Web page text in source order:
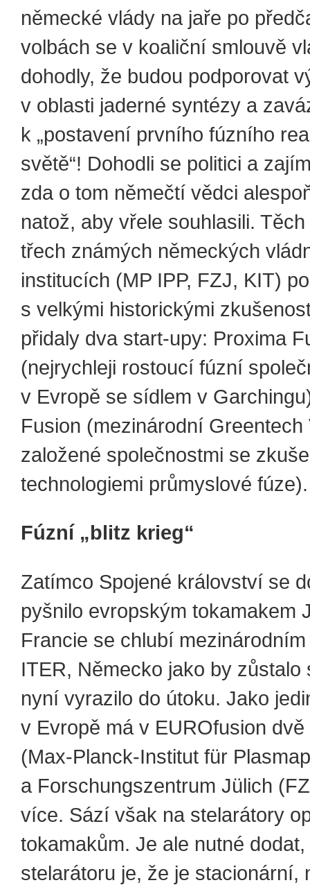
německé vlády na jaře po
volbách se v koaliční smlouvě
dohodly, že budou podporovat
v oblasti jaderné syntézy a
k „postavení prvního fúzního
světě“! Dohodli se politici a
zda o tom němečtí vědci
natož, aby vřele souhlasili.
třech známých německých
institucích (MP IPP, FZJ, KIT)
s velkými historickými
přidaly dva start-upy: Proxima
(nejrychleji rostoucí fúzní
v Evropě se sídlem v
Fusion (mezinárodní Greentech
založené společnostmi se
technologiemi průmyslové fúze).
Fúzní „blitz krieg“
Zatímco Spojené království se
pyšnilo evropským tokamakem
Francie se chlubí
ITER, Německo jako by zůstalo
nyní vyrazilo do útoku. Jako
v Evropě má v EUROfusion dvě
(Max-Planck-Institut für
a Forschungszentrum Jülich
více. Sází však na stelarátory
tokamakům. Je ale nutné
stelarátoru je, že je stacionární,